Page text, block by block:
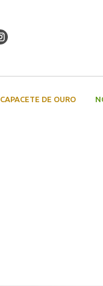
CAPACETE DE OURO